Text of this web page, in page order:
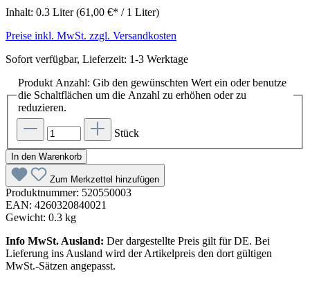
Inhalt: 0.3 Liter(61,00 €* / 1 Liter)
Preise inkl. MwSt. zzgl. Versandkosten
Sofort verfügbar, Lieferzeit: 1-3 Werktage
Produkt Anzahl: Gib den gewünschten Wert ein oder benutze
die Schaltflächen um die Anzahl zu erhöhen oder zu
reduzieren.
Stück
In den Warenkorb
Zum Merkzettel hinzufügen
Produktnummer: 520550003
EAN: 4260320840021
Gewicht: 0.3 kg
Info MwSt. Ausland: Der dargestellte Preis gilt für DE. Bei
Lieferung ins Ausland wird der Artikelpreis den dort gültigen
MwSt.-Sätzen angepasst.